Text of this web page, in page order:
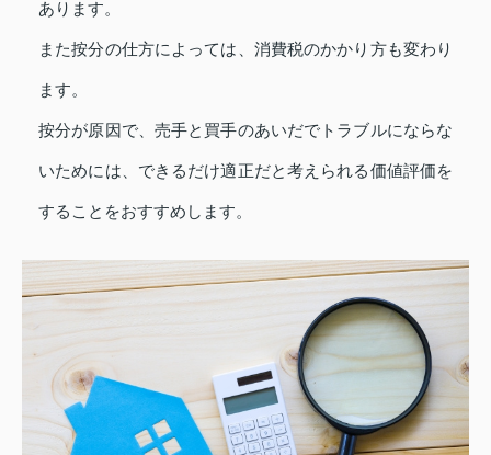
あります。
また按分の仕方によっては、消費税のかかり方も変わり
ます。
按分が原因で、売手と買手のあいだでトラブルにならな
いためには、できるだけ適正だと考えられる価値評価を
することをおすすめします。